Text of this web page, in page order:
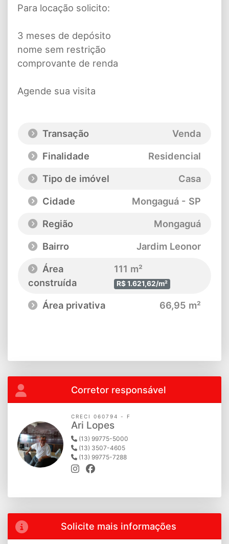
Para locação solicito:
3 meses de depósito
nome sem restrição
comprovante de renda
Agende sua visita
Transação
Venda
Finalidade
Residencial
Tipo de imóvel
Casa
Cidade
Mongaguá - SP
Região
Mongaguá
Bairro
Jardim Leonor
Área
construída
111 m²
R$ 1.621,62/m²
Área privativa 66,95 m²
Corretor responsável
CRECI 060794 - F
Ari Lopes
(13) 99775-5000
(13) 3507-4605
(13) 99775-7288
Solicite mais informações